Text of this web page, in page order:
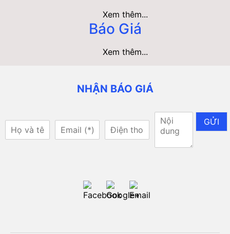
Xem thêm...
Báo Giá
Xem thêm...
NHẬN BÁO GIÁ
GỬI